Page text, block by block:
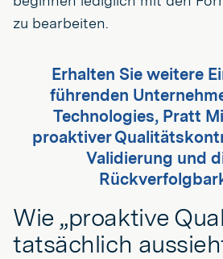
zu bearbeiten.
Erhalten Sie weitere
führenden
Technologies, Pratt
proaktiver
Validierung und
Wie „proaktive
tatsächlich